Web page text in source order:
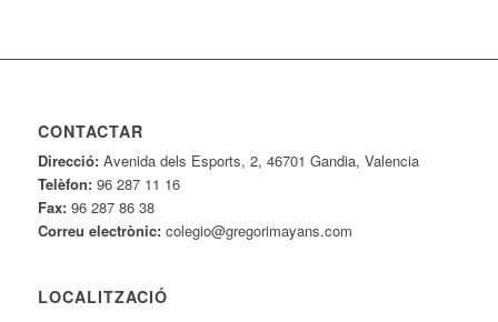
CONTACTAR
Direcció:Avenida dels Esports, 2, 46701 Gandia, Valencia
Telèfon:96 287 11 16
Fax:96 287 86 38
Correu electrònic:colegio@gregorimayans.com
LOCALITZACIÓ